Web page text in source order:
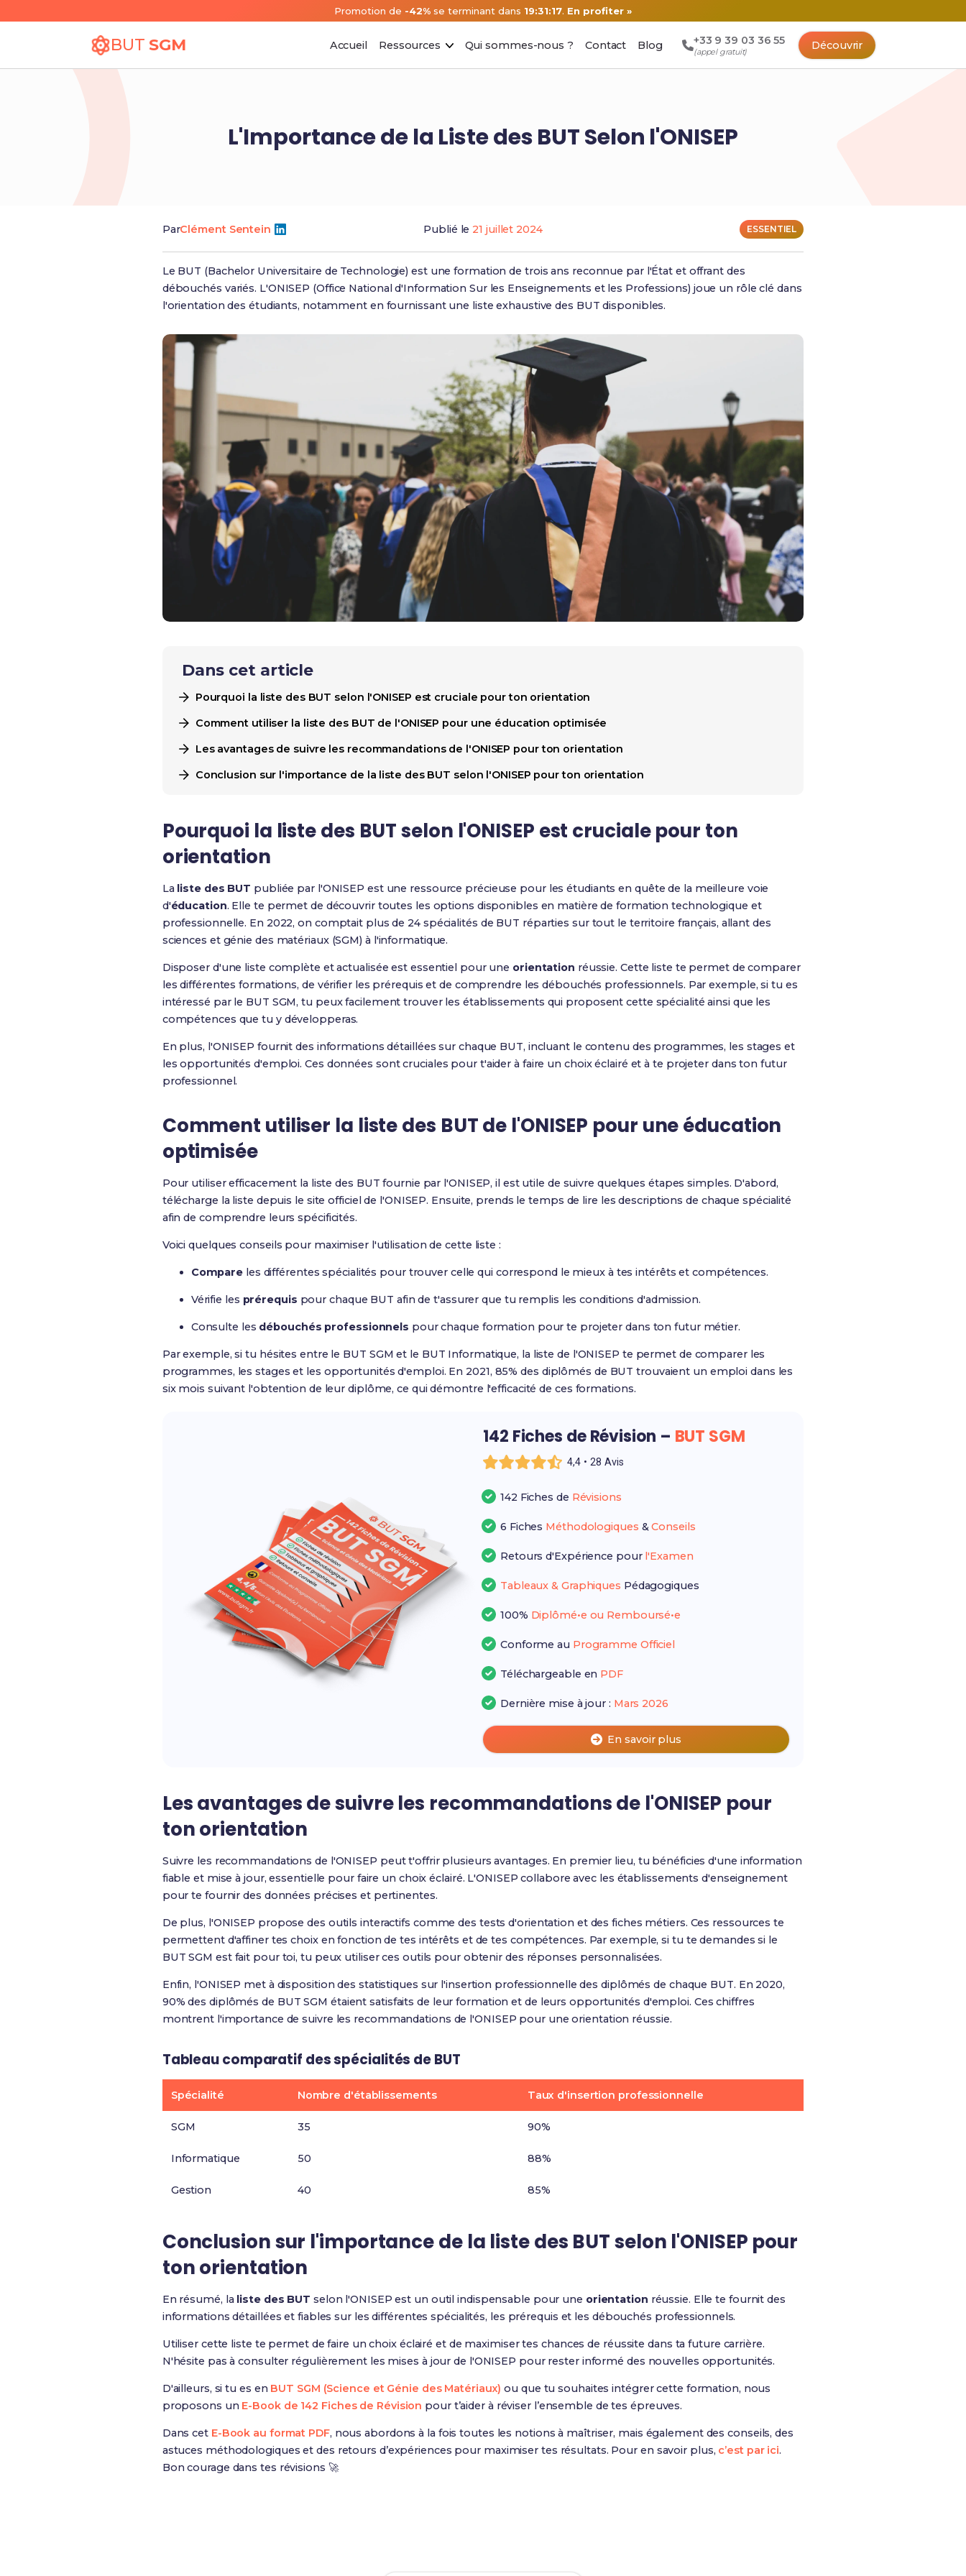
Promotion de -42%se terminant dans 19:31:16. En profiter »
BUT SGM Accueil Ressources Qui sommes-nous ? Contact Blog +33 9 39 03 36 55
(appel gratuit)
Découvrir
L'Importance de la Liste des BUT Selon l'ONISEP
ParClément Sentein Publié le 21 juillet 2024 ESSENTIEL
Le BUT (Bachelor Universitaire de Technologie) est une formation de trois ans reconnue par l'État et offrant des
débouchés variés. L'ONISEP (Office National d'Information Sur les Enseignements et les Professions) joue un rôle clé dans
l'orientation des étudiants, notamment en fournissant une liste exhaustive des BUT disponibles.
Dans cet article
Pourquoi la liste des BUT selon l'ONISEP est cruciale pour ton orientation
Comment utiliser la liste des BUT de l'ONISEP pour une éducation optimisée
Les avantages de suivre les recommandations de l'ONISEP pour ton orientation
Conclusion sur l'importance de la liste des BUT selon l'ONISEP pour ton orientation
Pourquoi la liste des BUT selon l'ONISEP est cruciale pour ton
orientation
La liste des BUT publiée par l'ONISEP est une ressource précieuse pour les étudiants en quête de la meilleure voie
d'éducation. Elle te permet de découvrir toutes les options disponibles en matière de formation technologique et
professionnelle. En 2022, on comptait plus de 24 spécialités de BUT réparties sur tout le territoire français, allant des
sciences et génie des matériaux (SGM) à l'informatique.
Disposer d'une liste complète et actualisée est essentiel pour une orientation réussie. Cette liste te permet de comparer
les différentes formations, de vérifier les prérequis et de comprendre les débouchés professionnels. Par exemple, si tu es
intéressé par le BUT SGM, tu peux facilement trouver les établissements qui proposent cette spécialité ainsi que les
compétences que tu y développeras.
En plus, l'ONISEP fournit des informations détaillées sur chaque BUT, incluant le contenu des programmes, les stages et
les opportunités d'emploi. Ces données sont cruciales pour t'aider à faire un choix éclairé et à te projeter dans ton futur
professionnel.
Comment utiliser la liste des BUT de l'ONISEP pour une éducation
optimisée
Pour utiliser efficacement la liste des BUT fournie par l'ONISEP, il est utile de suivre quelques étapes simples. D'abord,
télécharge la liste depuis le site officiel de l'ONISEP. Ensuite, prends le temps de lire les descriptions de chaque spécialité
afin de comprendre leurs spécificités.
Voici quelques conseils pour maximiser l'utilisation de cette liste :
Compare les différentes spécialités pour trouver celle qui correspond le mieux à tes intérêts et compétences.
Vérifie les prérequis pour chaque BUT afin de t'assurer que tu remplis les conditions d'admission.
Consulte les débouchés professionnels pour chaque formation pour te projeter dans ton futur métier.
Par exemple, si tu hésites entre le BUT SGM et le BUT Informatique, la liste de l'ONISEP te permet de comparer les
programmes, les stages et les opportunités d'emploi. En 2021, 85% des diplômés de BUT trouvaient un emploi dans les
six mois suivant l'obtention de leur diplôme, ce qui démontre l'efficacité de ces formations.
142 Fiches de Révision – BUT SGM
4,4 • 28 Avis
142 Fiches de Révisions
6 Fiches Méthodologiques &Conseils
Retours d'Expérience pour l'Examen
Tableaux & Graphiques Pédagogiques
100% Diplômé•e ou Remboursé•e
Conforme au Programme Officiel
Téléchargeable en PDF
Dernière mise à jour : Mars 2026
En savoir plus
Les avantages de suivre les recommandations de l'ONISEP pour
ton orientation
Suivre les recommandations de l'ONISEP peut t'offrir plusieurs avantages. En premier lieu, tu bénéficies d'une information
fiable et mise à jour, essentielle pour faire un choix éclairé. L'ONISEP collabore avec les établissements d'enseignement
pour te fournir des données précises et pertinentes.
De plus, l'ONISEP propose des outils interactifs comme des tests d'orientation et des fiches métiers. Ces ressources te
permettent d'affiner tes choix en fonction de tes intérêts et de tes compétences. Par exemple, si tu te demandes si le
BUT SGM est fait pour toi, tu peux utiliser ces outils pour obtenir des réponses personnalisées.
Enfin, l'ONISEP met à disposition des statistiques sur l'insertion professionnelle des diplômés de chaque BUT. En 2020,
90% des diplômés de BUT SGM étaient satisfaits de leur formation et de leurs opportunités d'emploi. Ces chiffres
montrent l'importance de suivre les recommandations de l'ONISEP pour une orientation réussie.
Tableau comparatif des spécialités de BUT
Spécialité Nombre d'établissements Taux d'insertion professionnelle
SGM 35 90%
Informatique 50 88%
Gestion 40 85%
Conclusion sur l'importance de la liste des BUT selon l'ONISEP pour
ton orientation
En résumé, la liste des BUT selon l'ONISEP est un outil indispensable pour une orientation réussie. Elle te fournit des
informations détaillées et fiables sur les différentes spécialités, les prérequis et les débouchés professionnels.
Utiliser cette liste te permet de faire un choix éclairé et de maximiser tes chances de réussite dans ta future carrière.
N'hésite pas à consulter régulièrement les mises à jour de l'ONISEP pour rester informé des nouvelles opportunités.
D'ailleurs, si tu es en BUT SGM (Science et Génie des Matériaux) ou que tu souhaites intégrer cette formation, nous
proposons un E-Book de 142 Fiches de Révision pour t’aider à réviser l’ensemble de tes épreuves.
Dans cet E-Book au format PDF, nous abordons à la fois toutes les notions à maîtriser, mais également des conseils, des
astuces méthodologiques et des retours d’expériences pour maximiser tes résultats. Pour en savoir plus, c’est par ici.
Bon courage dans tes révisions 🚀